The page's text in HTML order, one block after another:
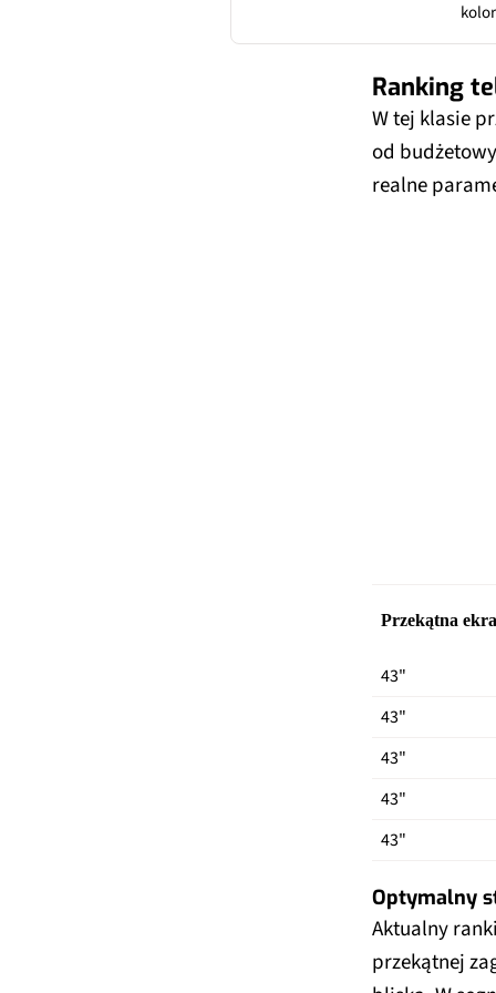
Ranking
W tej klasie
od
realne
Przekątna
43"
43"
43"
43"
43"
Optymalny
Aktualny
przekątnej